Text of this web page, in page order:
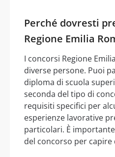
Perché dovresti
Regione Emilia
I concorsi Regione
diverse persone. Puoi
diploma di scuola
seconda del tipo di
requisiti specifici per
esperienze lavorative
particolari. È
del concorso per capire